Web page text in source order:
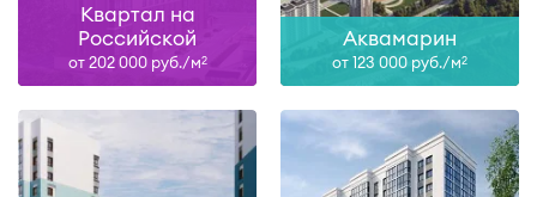
Квартал на
Российской
от 202 000 руб./м2
Аквамарин
от 123 000 руб./м2